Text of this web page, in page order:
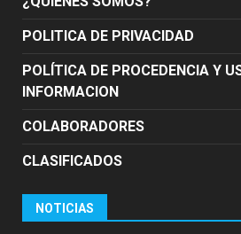
POLITICA DE PRIVACIDAD
POLÍTICA DE PROCEDENCIA Y
INFORMACION
COLABORADORES
CLASIFICADOS
NOTICIAS